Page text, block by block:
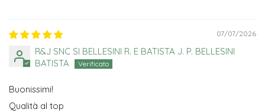
07/07/2026
R&J SNC SI BELLESINI R. E BATISTA J. P. BELLESINI
BATISTA
Buonissimi!
Qualità al top